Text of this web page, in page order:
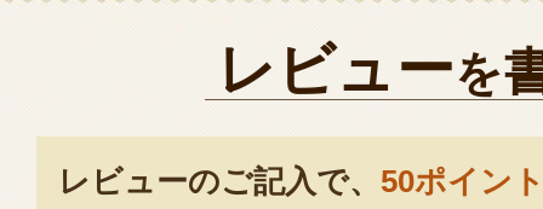
レビューを
レビューのご記入で、 50ポイン